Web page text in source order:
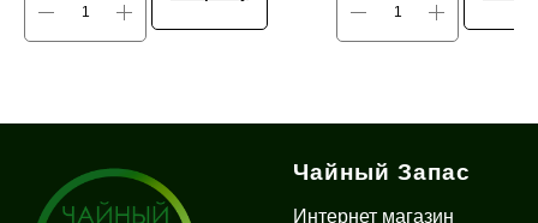
Чайный Запас
Интернет магазин